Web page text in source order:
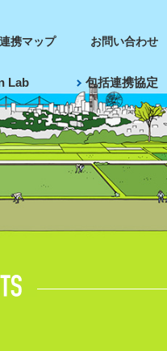
Lab 包括連携協定
携マップ お問い合わせ